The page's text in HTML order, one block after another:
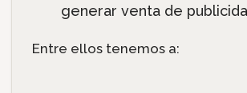
generar venta de
Entre ellos tenemos a: